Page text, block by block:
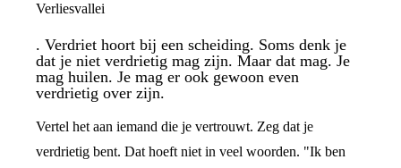
Verliesvallei
. Verdriet hoort bij een scheiding. Soms denk je
dat je niet verdrietig mag zijn. Maar dat mag. Je
mag huilen. Je mag er ook gewoon even
verdrietig over zijn.
Vertel het aan iemand die je vertrouwt. Zeg dat je
verdrietig bent. Dat hoeft niet in veel woorden. "Ik ben